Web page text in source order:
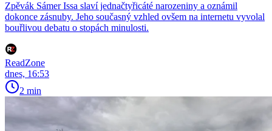
Zpěvák Sámer Issa slaví jednačtyřicáté narozeniny a oznámil
dokonce zásnuby. Jeho současný vzhled ovšem na internetu vyvolal
bouřlivou debatu o stopách minulosti.
ReadZone
dnes, 16:53
2 min